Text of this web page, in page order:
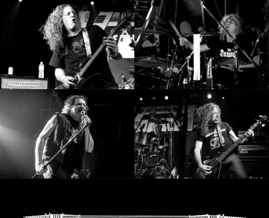
TECHNOLOGY
LANGUE
ENGLISH
•
FRANÇAIS